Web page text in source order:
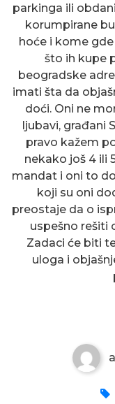
parkinga ili
korumpirane
hoće i kome
što ih kupe
beogradske
imati šta da
doći. Oni ne
ljubavi, građani
pravo kažem
nekako još 4 ili
mandat i oni to
koji su oni
preostaje da o
uspešno rešiti
Zadaci će biti
uloga i